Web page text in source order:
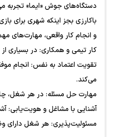
دستگاه‌های جوش «ایما» تجربه
باکارزی بجز اینکه شهری برای
و انجام کار واقعی، مهارت‌های
کار تیمی و همکاری: در بسیاری
تقویت اعتماد به نفس: انجام
می‌کند.
مهارت حل مسئله: در هر شغل،
آشنایی با مشاغل و هویت‌یابی:
مسئولیت‌پذیری: هر شغل دارای